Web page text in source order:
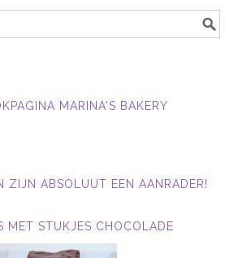
MARINA'S BAKERY
ZIJN ABSOLUUT EEN AANRADER!
MET STUKJES CHOCOLADE